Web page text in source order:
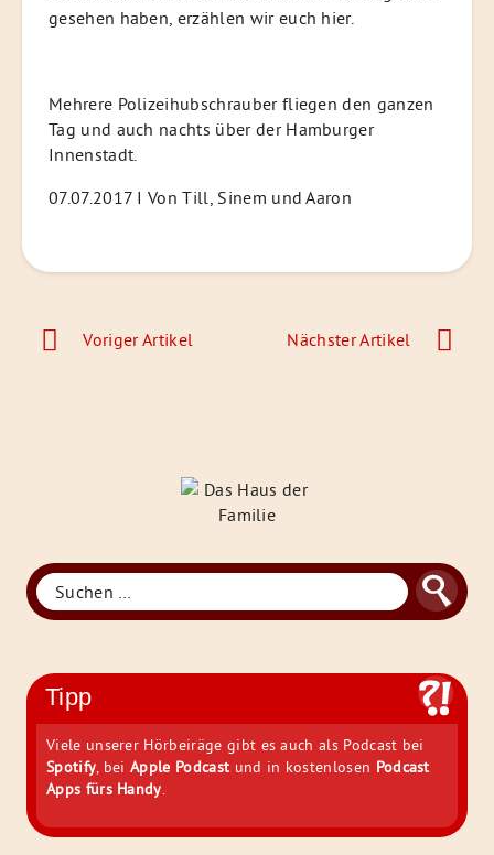
gesehen haben, erzählen wir euch hier.
Mehrere Polizeihubschrauber fliegen den ganzen
Tag und auch nachts über der Hamburger
Innenstadt.
07.07.2017 I Von Till, Sinem und Aaron
Beitragsnavigation
Voriger Artikel Nächster Artikel
Familie
Suche
Suchen
nach:
Tipp
Viele unserer Hörbeiräge gibt es auch als Podcast bei
Spotify, beiApple Podcast und in kostenlosen Podcast
Apps fürs Handy.